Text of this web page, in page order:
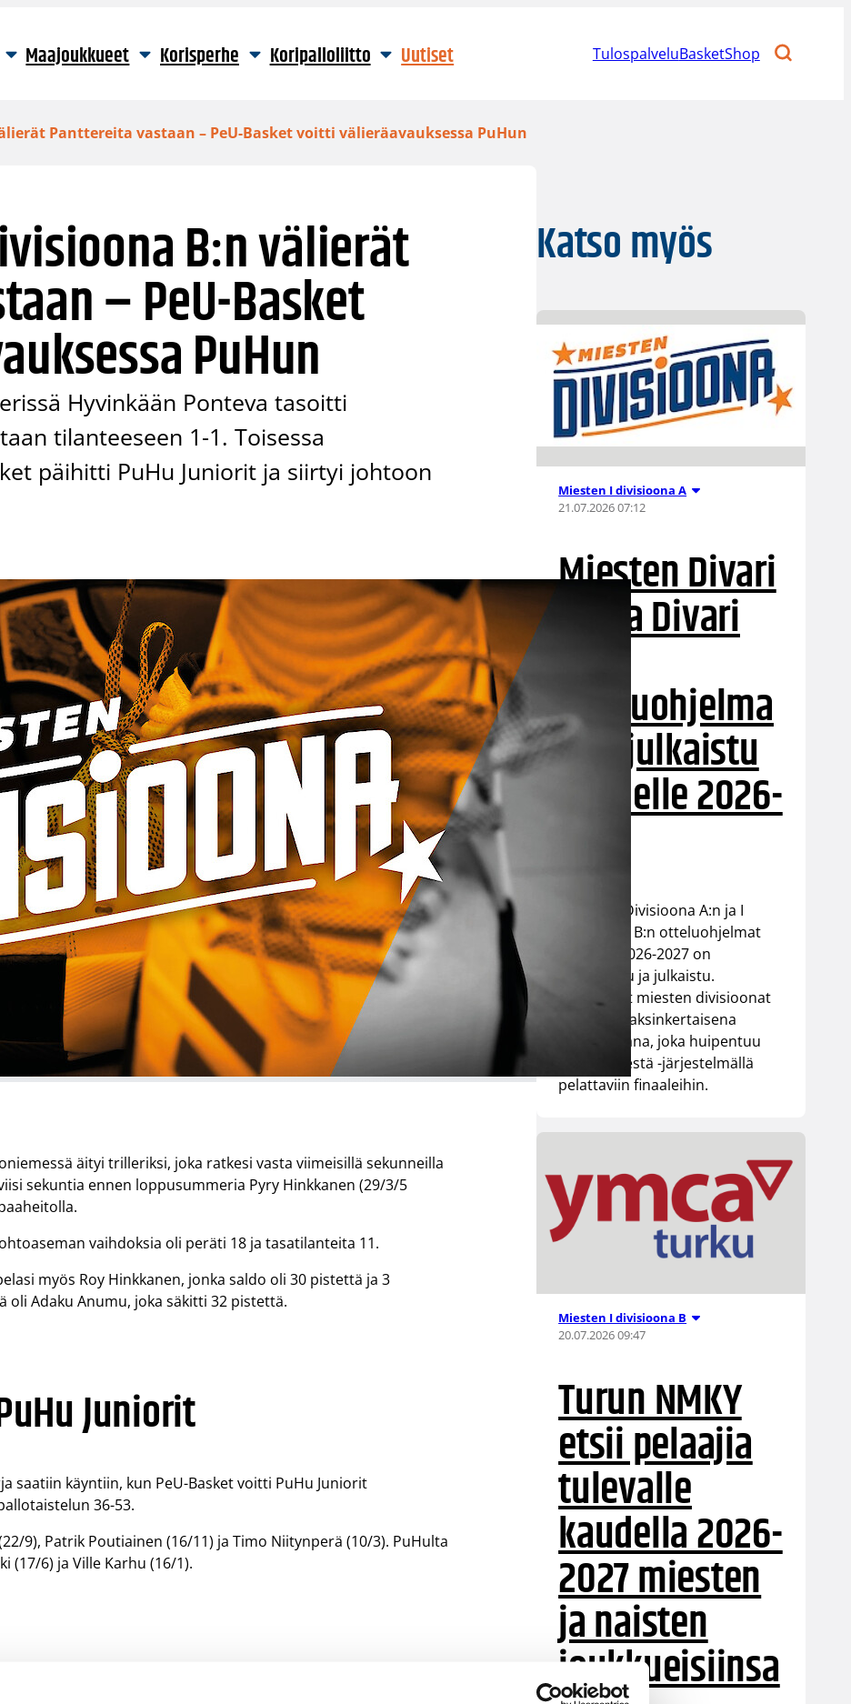
Maajoukkueet Korisperhe Koripalloliitto Uutiset TulospalveluBasketShop
Panttereita vastaan – PeU-Basket voitti välieräavauksessa PuHun
B:n välierät
– PeU-Basket
PuHun
Hyvinkään Ponteva tasoitti
tilanteeseen 1-1. Toisessa
päihitti PuHu Juniorit ja siirtyi johtoon
äityi trilleriksi, joka ratkesi vasta viimeisillä sekunneilla
sekuntia ennen loppusummeria Pyry Hinkkanen (29/3/5
vaihdoksia oli peräti 18 ja tasatilanteita 11.
myös Roy Hinkkanen, jonka saldo oli 30 pistettä ja 3
oli Adaku Anumu, joka säkitti 32 pistettä.
Juniorit
saatiin käyntiin, kun PeU-Basket voitti PuHu Juniorit
36-53.
9), Patrik Poutiainen (16/11) ja Timo Niitynperä (10/3). PuHulta
(17/6) ja Ville Karhu (16/1).
Katso myös
Miesten I divisioona A
21.07.2026 07:12
Miesten Divari
A:n ja Divari
otteluohjelma
t on julkaistu
kaudelle 2026-
Miesten I Divisioona A:n ja I
Divisioona B:n otteluohjelmat
kaudelle 2026-2027 on
vahvistettu ja julkaistu.
Molemmat miesten divisioonat
pelataan kaksinkertaisena
runkosarjana, joka huipentuu
paras viidestä -järjestelmällä
pelattaviin finaaleihin.
Miesten I divisioona B
20.07.2026 09:47
Turun NMKY
etsii pelaajia
tulevalle
kaudella 2026-
2027 miesten
ja naisten
joukkueisiinsa